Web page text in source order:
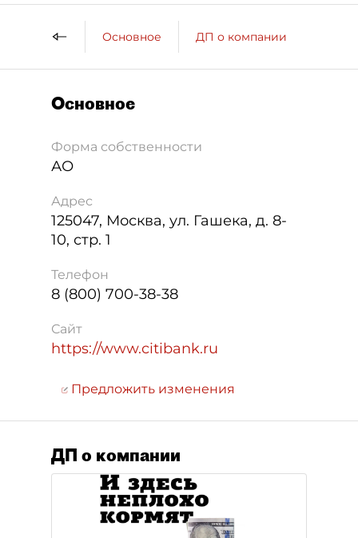
Основное ДП о компании
Основное
Форма собственности
АО
Адрес
125047, Москва, ул. Гашека, д. 8-
10, стр. 1
Телефон
8 (800) 700-38-38
Сайт
https://www.citibank.ru
Предложить изменения
ДП о компании